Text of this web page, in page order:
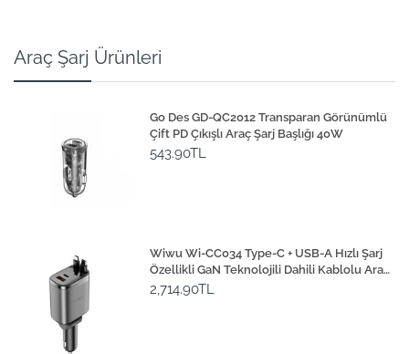
Araç Şarj Ürünleri
Go Des GD-QC2012 Transparan Görünümlü
Çift PD Çıkışlı Araç Şarj Başlığı 40W
543.90TL
Wiwu Wi-CC034 Type-C + USB-A Hızlı Şarj
Özellikli GaN Teknolojili Dahili Kablolu Araç
Şarj Aleti 111W
2,714.90TL